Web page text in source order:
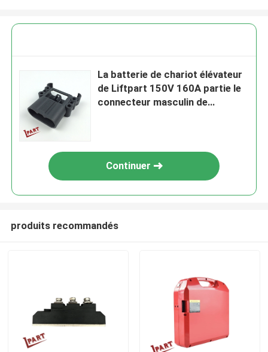
Maison
La batterie de chariot élévateur
de Liftpart 150V 160A partie le
connecteur masculin de
Continuer
produits recommandés